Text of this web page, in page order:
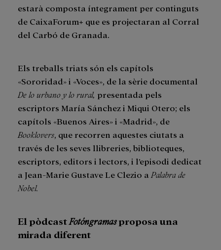
estarà composta íntegrament per continguts
de CaixaForum+ que es projectaran al Corral
del Carbó de Granada.
Els treballs triats són els capítols
«Sororidad» i «Voces», de la sèrie documental
De lo urbano y lo rural, presentada pels
escriptors María Sánchez i Miqui Otero; els
capítols «Buenos Aires» i «Madrid», de
Booklovers , que recorren aquestes ciutats a
través de les seves llibreries, biblioteques,
escriptors, editors i lectors, i l’episodi dedicat
a Jean-Marie Gustave Le Clezio a Palabra de
Nobel.
El pòdcast Fotóngramasproposa una
mirada diferent